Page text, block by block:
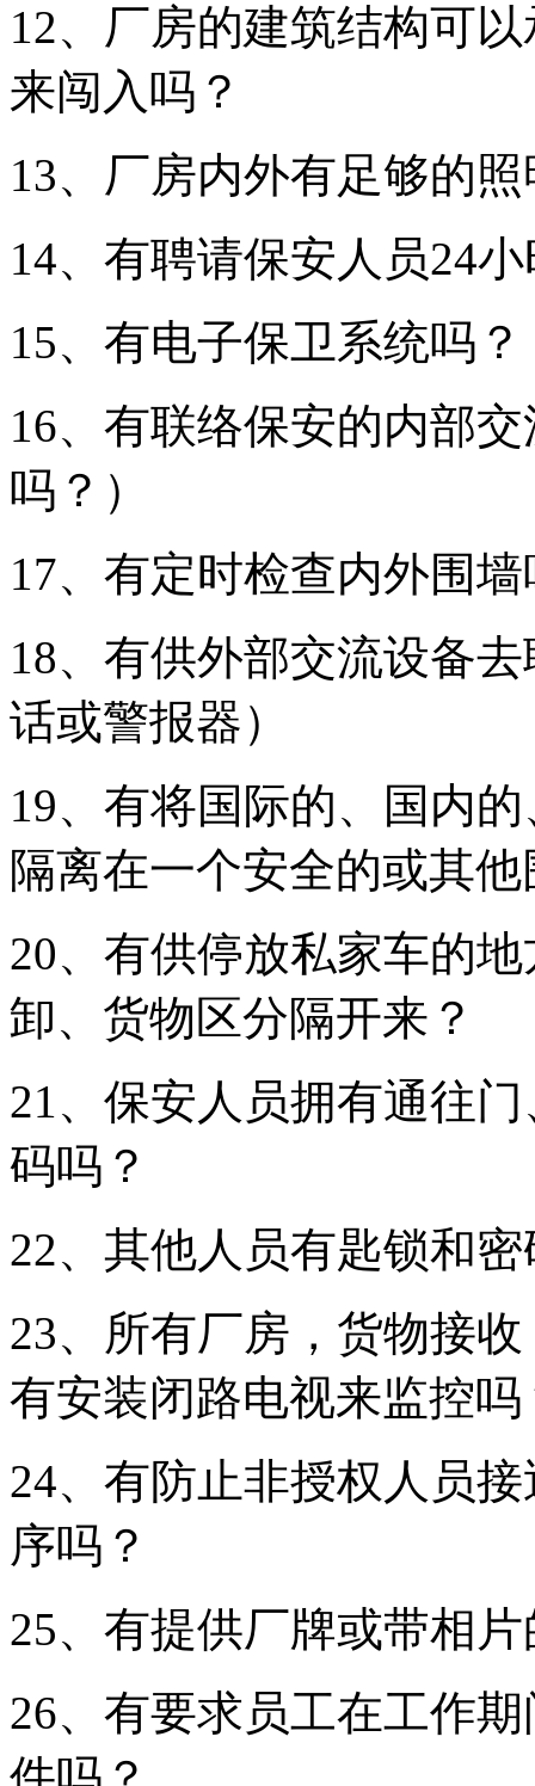
12、厂房的建筑结构可
来闯入吗？
13、厂房内外有足够的
14、有聘请保安人员24
15、有电子保卫系统吗
16、有联络保安的内部
吗？）
17、有定时检查内外围
18、有供外部交流设备
话或警报器）
19、有将国际的、国内
隔离在一个安全的或其
20、有供停放私家车的
卸、货物区分隔开来？
21、保安人员拥有通往
码吗？
22、其他人员有匙锁和
23、所有厂房，货物接
有安装闭路电视来监控吗
24、有防止非授权人员
序吗？
25、有提供厂牌或带相
26、有要求员工在工作